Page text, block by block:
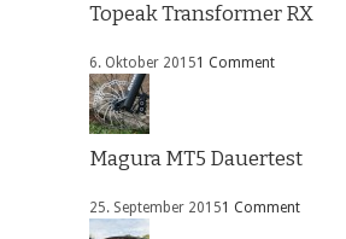
Topeak Transformer RX
6. Oktober 20151 Comment
Magura MT5 Dauertest
25. September 20151 Comment